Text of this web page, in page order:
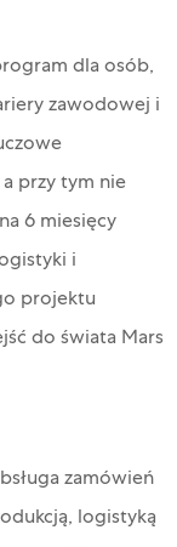
dla osób,
zawodowej i
przy tym nie
6 miesięcy
i
projektu
do świata Mars
zamówień
logistyką